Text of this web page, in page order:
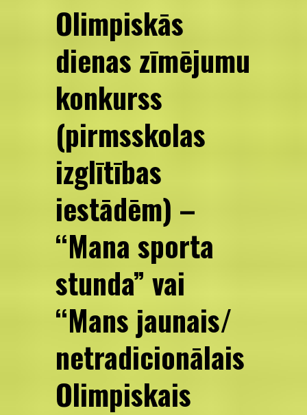
Olimpiskās
dienas zīmējumu
konkurss
(pirmsskolas
izglītības
iestādēm) –
“Mana sporta
stunda” vai
“Mans jaunais/
netradicionālais
Olimpiskais